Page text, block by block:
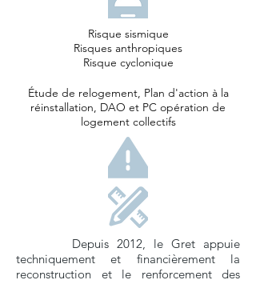
Risque sismique
Risques anthropiques
Risque cyclonique
Étude de relogement, Plan d'action à la
réinstallation, DAO et PC opération de
logement collectifs
Depuis 2012, le Gret appuie
techniquement et financièrement la
reconstruction et le renforcement des